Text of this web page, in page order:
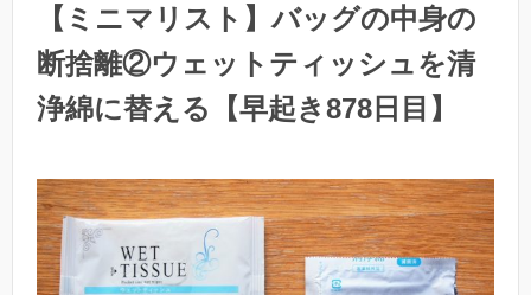
【ミニマリスト】バッグの中身の
断捨離②ウェットティッシュを清
浄綿に替える【早起き878日目】